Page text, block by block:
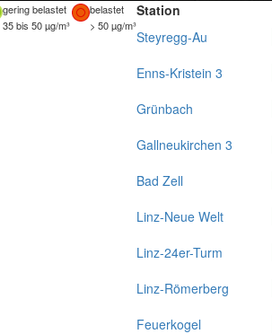
gering belastet
belastet
35 bis 50 µg/m³ > 50 µg/m³
Station
Steyregg-Au
Enns-Kristein 3
Grünbach
Gallneukirchen 3
Bad Zell
Linz-Neue Welt
Linz-24er-Turm
Linz-Römerberg
Feuerkogel